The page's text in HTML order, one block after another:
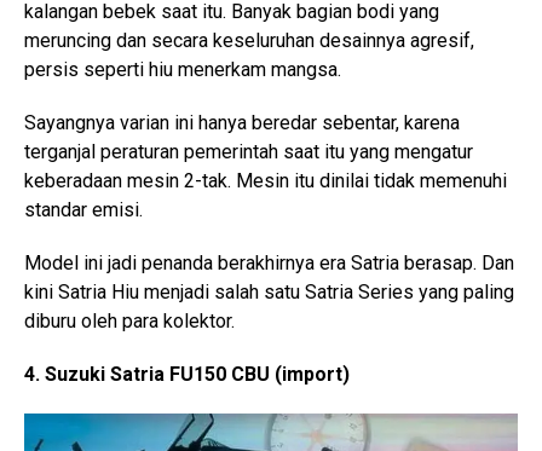
kalangan bebek saat itu. Banyak bagian bodi yang
meruncing dan secara keseluruhan desainnya agresif,
persis seperti hiu menerkam mangsa.
Sayangnya varian ini hanya beredar sebentar, karena
terganjal peraturan pemerintah saat itu yang mengatur
keberadaan mesin 2-tak. Mesin itu dinilai tidak memenuhi
standar emisi.
Model ini jadi penanda berakhirnya era Satria berasap. Dan
kini Satria Hiu menjadi salah satu Satria Series yang paling
diburu oleh para kolektor.
4. Suzuki Satria FU150 CBU (import)